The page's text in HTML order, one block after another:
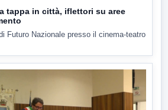
tappa in città, iflettori su aree
Futuro Nazionale presso il cinema-teatro